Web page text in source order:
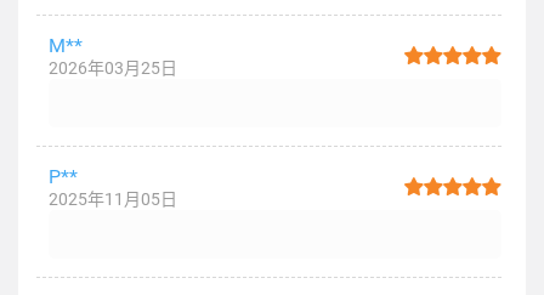
M**
2026年03月25日
P**
2025年11月05日